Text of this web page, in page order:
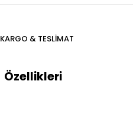
KARGO & TESLIMAT
Özellikleri